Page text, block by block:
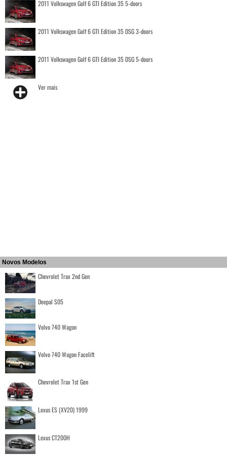
2011 Volkswagen Golf 6 GTI Edition 35 5-doors
2011 Volkswagen Golf 6 GTI Edition 35 DSG 3-doors
2011 Volkswagen Golf 6 GTI Edition 35 DSG 5-doors
Ver mais
Novos Modelos
Chevrolet Trax 2nd Gen
Deepal S05
Volvo 740 Wagon
Volvo 740 Wagon Facelift
Chevrolet Trax 1st Gen
Lexus ES (XV20) 1999
Lexus CT200H